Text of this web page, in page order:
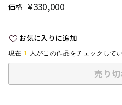
価格
通
格
¥330,000
お気に入りに追加
現在 1 人がこの作品をチェックして
売り切